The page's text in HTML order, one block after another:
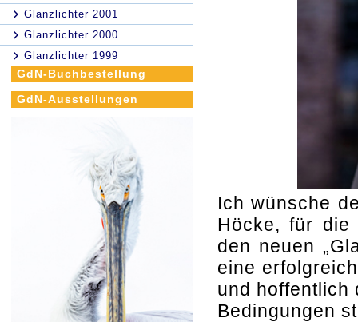
Glanzlichter 2001
Glanzlichter 2000
Glanzlichter 1999
GdN-Buchbestellung
GdN-Ausstellungen
Ich wünsche
Höcke, für die
den neuen
eine
und hoffentlich
Bedingungen